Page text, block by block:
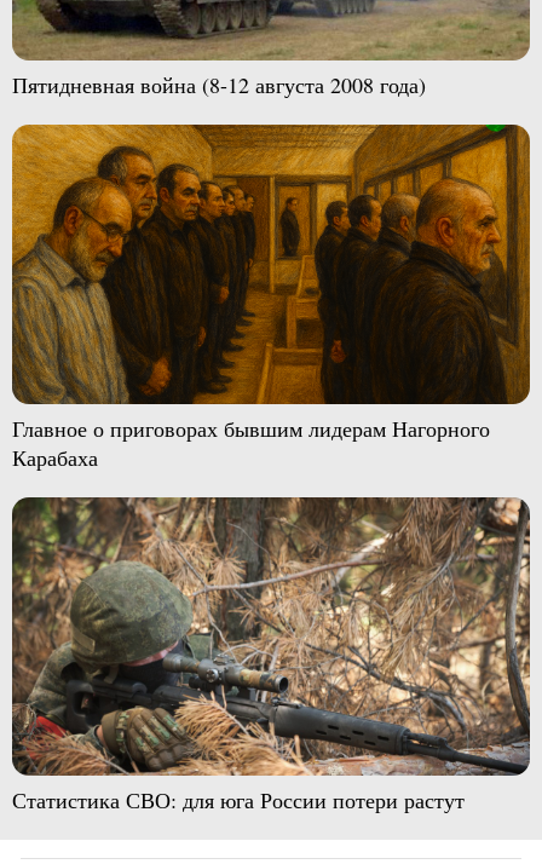
Пятидневная война (8-12 августа 2008 года)
Главное о приговорах бывшим лидерам Нагорного
Карабаха
Статистика СВО: для юга России потери растут